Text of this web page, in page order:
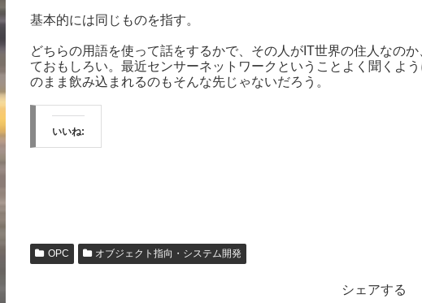
基本的には同じものを指す。
どちらの用語を使って話をするかで、その人がIT世界の住人なの
ておもしろい。最近センサーネットワークということよく聞くよ
のまま飲み込まれるのもそんな先じゃないだろう。
いいね:
OPC オブジェクト指向・システム開発
シェアする